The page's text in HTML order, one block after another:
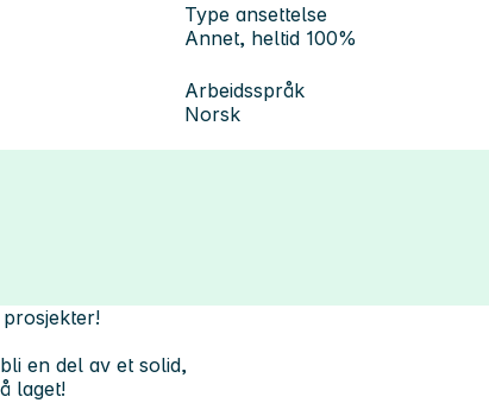
Type ansettelse
Annet, heltid 100%
Arbeidsspråk
Norsk
en del av et solid,
laget!